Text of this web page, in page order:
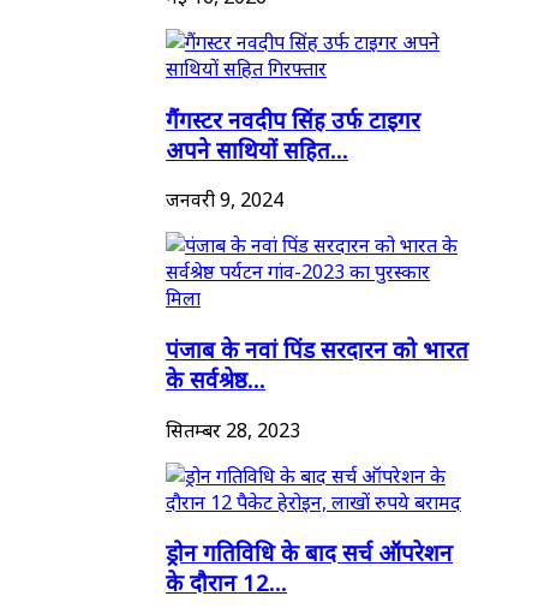
गैंगस्टर नवदीप सिंह उर्फ टाइगर
अपने साथियों सहित...
जनवरी 9, 2024
पंजाब के नवां पिंड सरदारन को भारत
के सर्वश्रेष्ठ...
सितम्बर 28, 2023
ड्रोन गतिविधि के बाद सर्च ऑपरेशन
के दौरान 12...